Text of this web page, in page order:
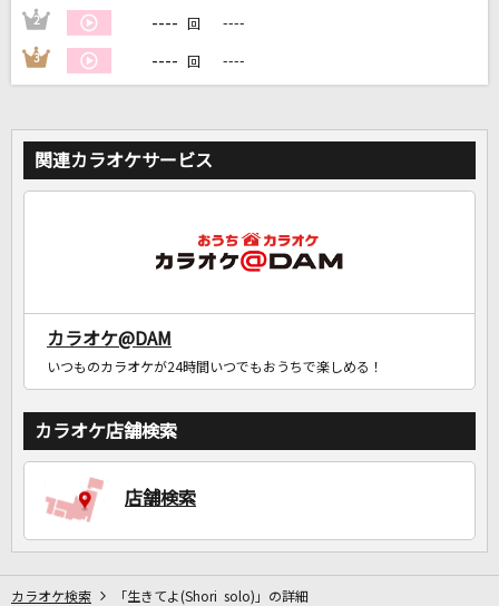
2 ---- 回 ----
3 ---- 回 ----
関連カラオケサービス
カラオケ@DAM
いつものカラオケが24時間いつでもおうちで楽しめる！
カラオケ店舗検索
店舗検索
カラオケ検索 「生きてよ(Shori solo)」の詳細